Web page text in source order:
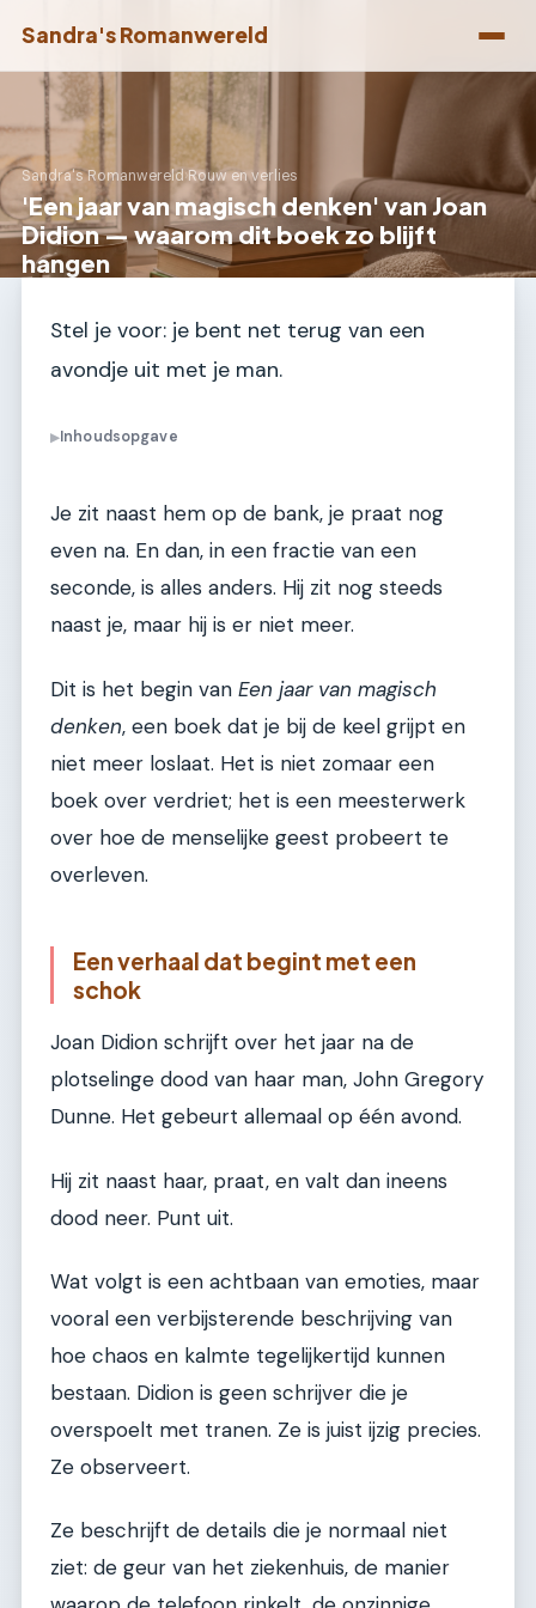
Sandra's Romanwereld
Sandra's Romanwereld›Rouw en verlies
'Een jaar van magisch denken' van Joan
Didion — waarom dit boek zo blijft
hangen
Stel je voor: je bent net terug van een
avondje uit met je man.
▶Inhoudsopgave
Je zit naast hem op de bank, je praat nog
even na. En dan, in een fractie van een
seconde, is alles anders. Hij zit nog steeds
naast je, maar hij is er niet meer.
Dit is het begin van Een jaar van magisch
denken, een boek dat je bij de keel grijpt en
niet meer loslaat. Het is niet zomaar een
boek over verdriet; het is een meesterwerk
over hoe de menselijke geest probeert te
overleven.
Een verhaal dat begint met een
schok
Joan Didion schrijft over het jaar na de
plotselinge dood van haar man, John Gregory
Dunne. Het gebeurt allemaal op één avond.
Hij zit naast haar, praat, en valt dan ineens
dood neer. Punt uit.
Wat volgt is een achtbaan van emoties, maar
vooral een verbijsterende beschrijving van
hoe chaos en kalmte tegelijkertijd kunnen
bestaan. Didion is geen schrijver die je
overspoelt met tranen. Ze is juist ijzig precies.
Ze observeert.
Ze beschrijft de details die je normaal niet
ziet: de geur van het ziekenhuis, de manier